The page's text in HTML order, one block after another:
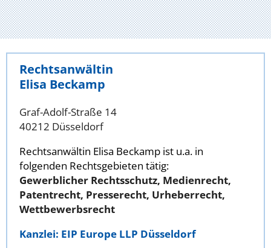
Rechtsanwältin
Elisa Beckamp
Graf-Adolf-Straße 14
40212 Düsseldorf
Rechtsanwältin Elisa Beckamp ist u.a. in
folgenden Rechtsgebieten tätig:
Gewerblicher Rechtsschutz, Medienrecht,
Patentrecht, Presserecht, Urheberrecht,
Wettbewerbsrecht
Kanzlei: EIP Europe LLP Düsseldorf